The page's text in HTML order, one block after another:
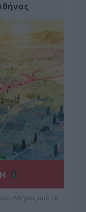
Αθήνας από το